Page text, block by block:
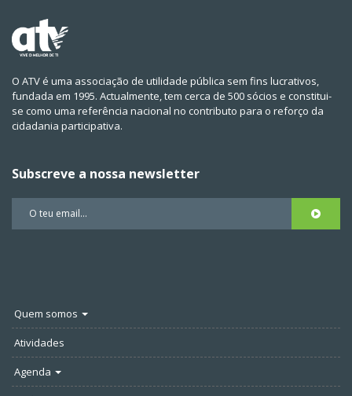
O ATV é uma associação de utilidade pública sem fins lucrativos,
fundada em 1995. Actualmente, tem cerca de 500 sócios e constitui-
se como uma referência nacional no contributo para o reforço da
cidadania participativa.
Subscreve a nossa newsletter
Quem somos
Atividades
Agenda